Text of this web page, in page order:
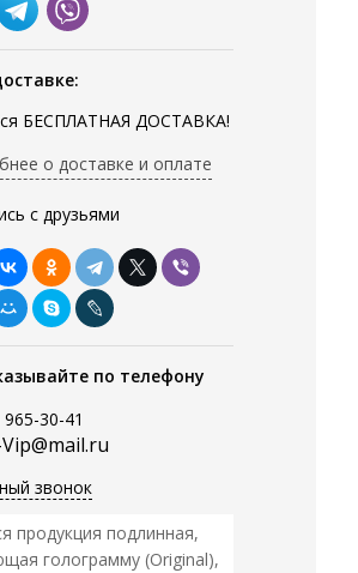
БЕСПЛАТНАЯ ДОСТАВКА!
о доставке и оплате
с друзьями
по телефону
30-41
звонок
продукция подлинная,
голограмму (Original),